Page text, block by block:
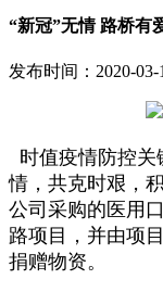
“新冠”无情 路桥有
发布时间：2020-03-
时值疫情防控关
情，共克时艰，
公司采购的医用
路项目，并由项
捐赠物资。